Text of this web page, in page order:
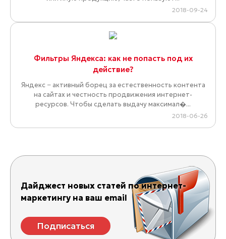
2018-09-24
Фильтры Яндекса: как не попасть под их
действие?
Яндекс − активный борец за естественность контента
на сайтах и честность продвижения интернет-
ресурсов. Чтобы сделать выдачу максимал�...
2018-06-26
Дайджест новых статей по интернет-
маркетингу на ваш email
Подписаться